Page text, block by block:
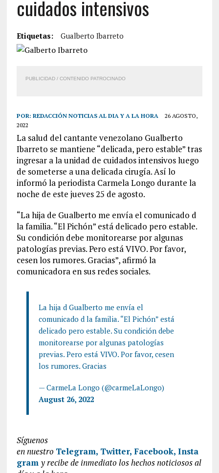
cuidados intensivos
Etiquetas: Gualberto Ibarreto
PUBLICIDAD / CONTENIDO PATROCINADO
POR: REDACCIÓN NOTICIAS AL DIA Y A LA HORA
26 AGOSTO,
2022
La salud del cantante venezolano Gualberto
Ibarreto se mantiene “delicada, pero estable” tras
ingresar a la unidad de cuidados intensivos luego
de someterse a una delicada cirugía. Así lo
informó la periodista Carmela Longo durante la
noche de este jueves 25 de agosto.
“La hija de Gualberto me envía el comunicado d
la familia. “El Pichón” está delicado pero estable.
Su condición debe monitorearse por algunas
patologías previas. Pero está VIVO. Por favor,
cesen los rumores. Gracias”, afirmó la
comunicadora en sus redes sociales.
La hija d Gualberto me envía el
comunicado d la familia. “El Pichón” está
delicado pero estable. Su condición debe
monitorearse por algunas patologías
previas. Pero está VIVO. Por favor, cesen
los rumores. Gracias
— CarmeLa Longo (@carmeLaLongo)
August 26, 2022
Síguenos
ennuestro Telegram, Twitter, Facebook, Insta
gram y recibe de inmediato los hechos noticiosos al